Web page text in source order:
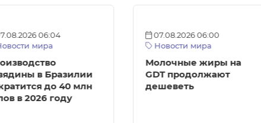
06:04
мира
в Бразилии
до 40 млн
в 2026 году
07.08.2026 06:00
Новости мира
Молочные жиры на
GDT продолжают
дешеветь